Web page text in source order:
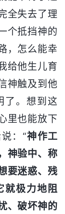
全失去了理
个抵挡神的
，怎么能幸
给他生儿育
神触及到他
了。想到这
里也能放下
：“神作工
神验中、称
要迷惑、残
就极力地阻
、破坏神的